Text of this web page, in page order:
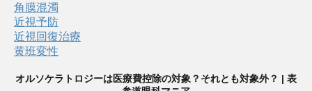
角膜混濁
近視予防
近視回復治療
黄班変性
オルソケラトロジーは医療費控除の対象？それとも対象外？ | 表